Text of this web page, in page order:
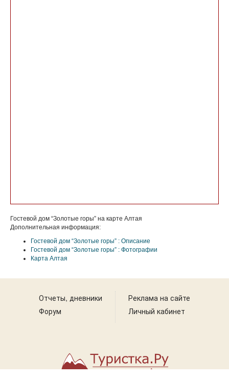
Гостевой дом “Золотые горы” на карте Алтая
Дополнительная информация:
Гостевой дом “Золотые горы” : Описание
Гостевой дом “Золотые горы” : Фотографии
Карта Алтая
Отчеты, дневники
Форум
Реклама на сайте
Личный кабинет